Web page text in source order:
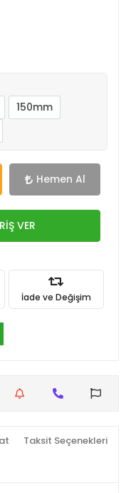
150mm
Hemen Al
VER
İade ve Değişim
Taksit Seçenekleri